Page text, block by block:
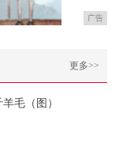
广告
更多>>